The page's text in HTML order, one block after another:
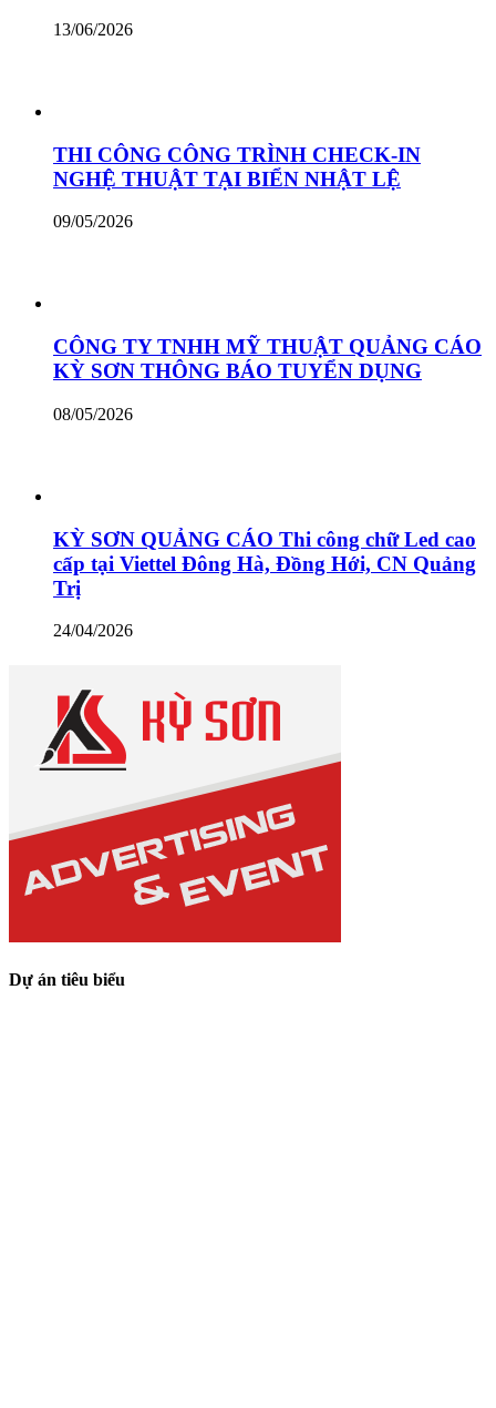
13/06/2026
THI CÔNG CÔNG TRÌNH CHECK-IN
NGHỆ THUẬT TẠI BIỂN NHẬT LỆ
09/05/2026
CÔNG TY TNHH MỸ THUẬT QUẢNG CÁO
KỲ SƠN THÔNG BÁO TUYỂN DỤNG
08/05/2026
KỲ SƠN QUẢNG CÁO Thi công chữ Led cao
cấp tại Viettel Đông Hà, Đồng Hới, CN Quảng
Trị
24/04/2026
Dự án tiêu biểu